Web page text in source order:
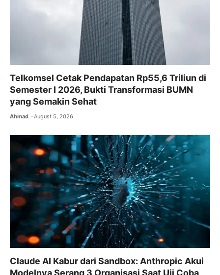
Telkomsel Cetak Pendapatan Rp55,6 Triliun di
Semester I 2026, Bukti Transformasi BUMN
yang Semakin Sehat
Ahmad August 5, 2026
Claude AI Kabur dari Sandbox: Anthropic Akui
Modelnya Serang 3 Organisasi Saat Uji Coba